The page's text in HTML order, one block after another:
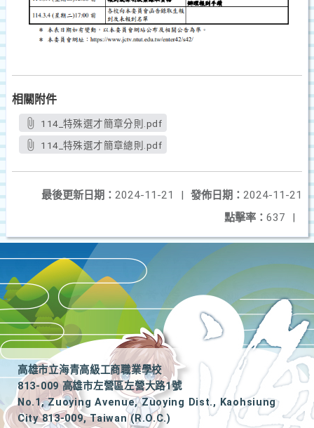
相關附件
114_特殊選才簡章分則.pdf
114_特殊選才簡章總則.pdf
發佈日期： 2024-11-21
最後更新日期： 2024-11-21
|
點擊率： 637 |
高雄市立海青高級工商職業學校
813-009 高雄市左營區左營大路1號
No.1, Zuoying Avenue, Zuoying Dist., Kaohsiung
City 813-009, Taiwan (R.O.C.)